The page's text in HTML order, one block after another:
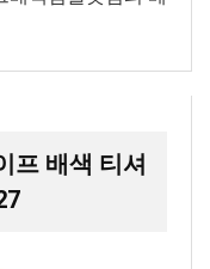
프 배색 티셔